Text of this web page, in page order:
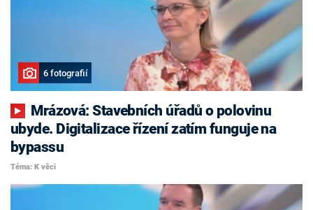
6 fotografií
ubyde. Digitalizace řízení zatím funguje na
bypassu
Téma: K věci